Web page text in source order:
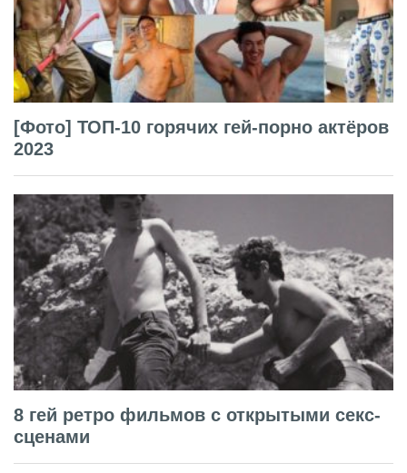
[Фото] ТОП-10 горячих гей-порно актёров
2023
8 гей ретро фильмов с открытыми секс-
сценами